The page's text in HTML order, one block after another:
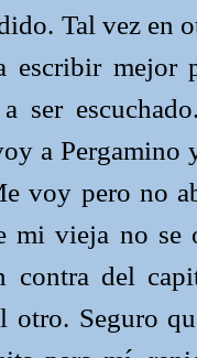
Tal vez en
escribir mejor
ser
a Pergamino
voy pero no
mi vieja no se
contra del
otro. Seguro